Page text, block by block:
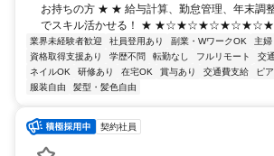
お持ちの方 ★ ★ 給与計算、勤怠管理、年末調
でスキル活かせる！ ★
業界未経験者歓迎 社員登用あり 副業・WワークOK
主
資格取得支援あり
学歴不問 転勤なし フルリモート 交
ネイルOK
研修あり 在宅OK 賞与あり 交通費支給 ピ
服装自由
髪型・髪色自由
契約社員